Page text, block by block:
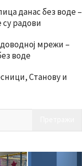
данас без воде –
су радови
мрежи –
воде
Станову и